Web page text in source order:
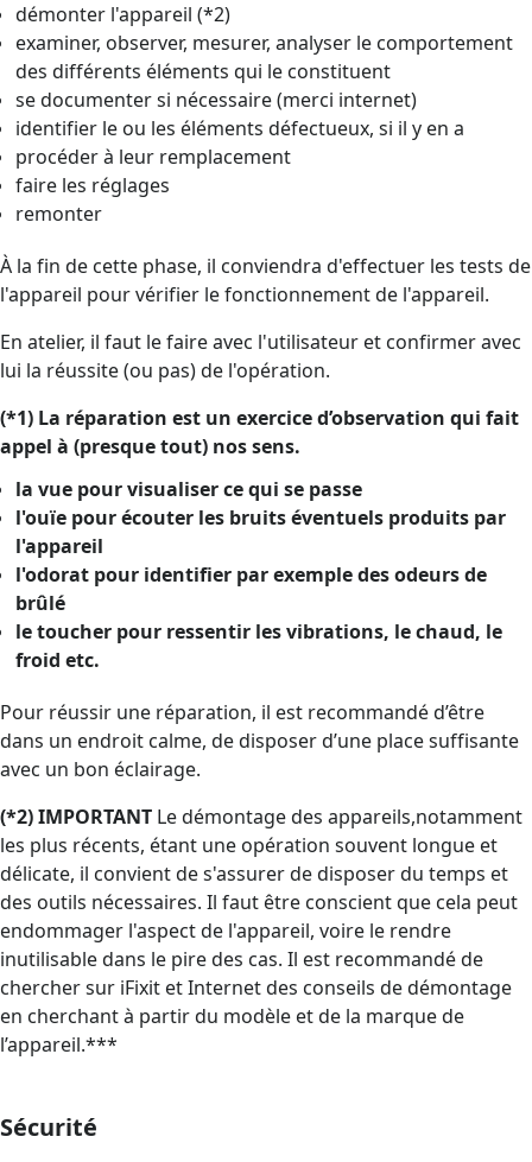
démonter l'appareil (*2)
examiner, observer, mesurer, analyser le comportement
des différents éléments qui le constituent
se documenter si nécessaire (merci internet)
identifier le ou les éléments défectueux, si il y en a
procéder à leur remplacement
faire les réglages
remonter
À la fin de cette phase, il conviendra d'effectuer les tests de
l'appareil pour vérifier le fonctionnement de l'appareil.
En atelier, il faut le faire avec l'utilisateur et confirmer avec
lui la réussite (ou pas) de l'opération.
(*1) La réparation est un exercice d’observation qui fait
appel à (presque tout) nos sens.
la vue pour visualiser ce qui se passe
l'ouïe pour écouter les bruits éventuels produits par
l'appareil
l'odorat pour identifier par exemple des odeurs de
brûlé
le toucher pour ressentir les vibrations, le chaud, le
froid etc.
Pour réussir une réparation, il est recommandé d’être
dans un endroit calme, de disposer d’une place suffisante
avec un bon éclairage.
(*2) IMPORTANT Le démontage des appareils,notamment
les plus récents, étant une opération souvent longue et
délicate, il convient de s'assurer de disposer du temps et
des outils nécessaires. Il faut être conscient que cela peut
endommager l'aspect de l'appareil, voire le rendre
inutilisable dans le pire des cas. Il est recommandé de
chercher sur iFixit et Internet des conseils de démontage
en cherchant à partir du modèle et de la marque de
l’appareil.***
Sécurité